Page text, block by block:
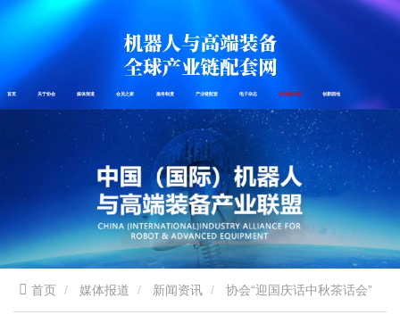
首页 关于协会 媒体报道 会员之家 服务制度 产业链配套 电子杂志 企业家介绍 创新园地
首页 媒体报道 新闻资讯